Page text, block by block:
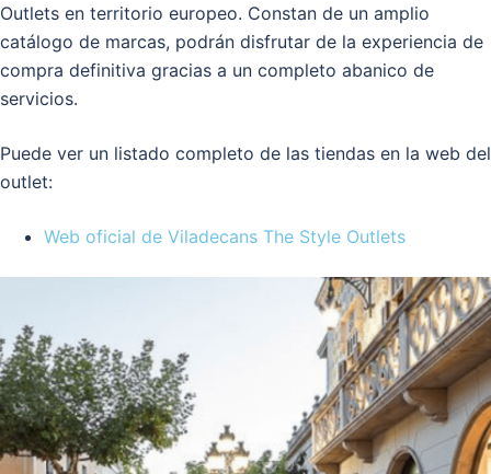
Outlets en territorio europeo. Constan de un amplio
catálogo de marcas, podrán disfrutar de la experiencia de
compra definitiva gracias a un completo abanico de
servicios.
Puede ver un listado completo de las tiendas en la web del
outlet:
Web oficial de Viladecans The Style Outlets